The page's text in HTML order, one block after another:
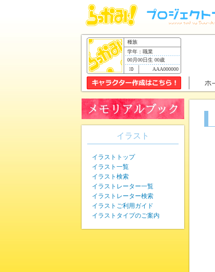
種族
学年：職業
00月00日生 00歳
AAA000000
イラスト
イラストトップ
イラスト一覧
イラスト検索
イラストレーター一覧
イラストレーター検索
イラストご利用ガイド
イラストタイプのご案内